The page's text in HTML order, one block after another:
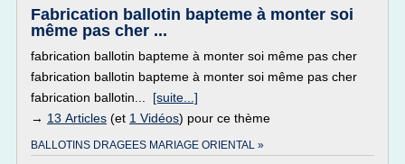
Fabrication ballotin bapteme à monter soi
même pas cher ...
fabrication ballotin bapteme à monter soi même pas cher
fabrication ballotin bapteme à monter soi même pas cher
fabrication ballotin... [suite...]
→ 13 Articles (et 1 Vidéos) pour ce thème
BALLOTINS DRAGEES MARIAGE ORIENTAL »